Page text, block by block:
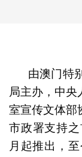
由澳门特
局主办，中央
室宣传文体部
市政署支持
月起推出，